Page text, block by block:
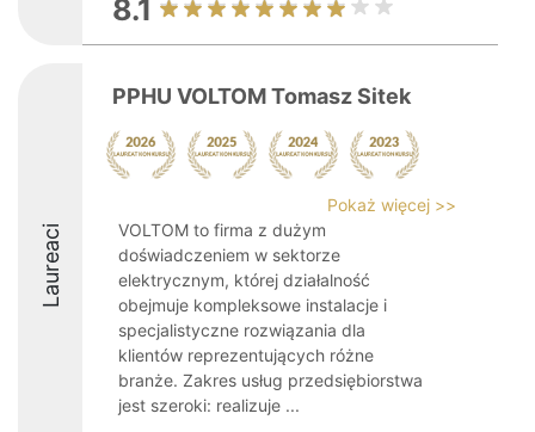
8.1
Laureaci
PPHU VOLTOM Tomasz Sitek
Pokaż więcej >>
VOLTOM to firma z dużym
doświadczeniem w sektorze
elektrycznym, której działalność
obejmuje kompleksowe instalacje i
specjalistyczne rozwiązania dla
klientów reprezentujących różne
branże. Zakres usług przedsiębiorstwa
jest szeroki: realizuje ...